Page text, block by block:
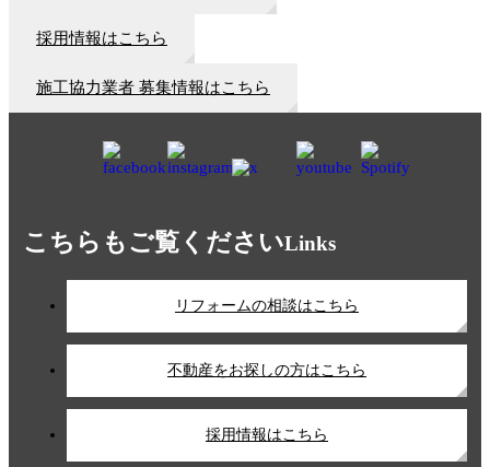
採用情報はこちら
施工協力業者 募集情報はこちら
こちらもご覧くださいLinks
リフォームの相談はこちら
不動産をお探しの方はこちら
採用情報はこちら